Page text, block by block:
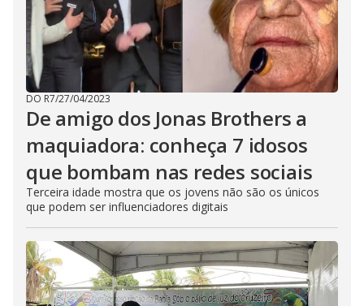
DO R7/27/04/2023
De amigo dos Jonas Brothers a
maquiadora: conheça 7 idosos
que bombam nas redes sociais
Terceira idade mostra que os jovens não são os únicos
que podem ser influenciadores digitais